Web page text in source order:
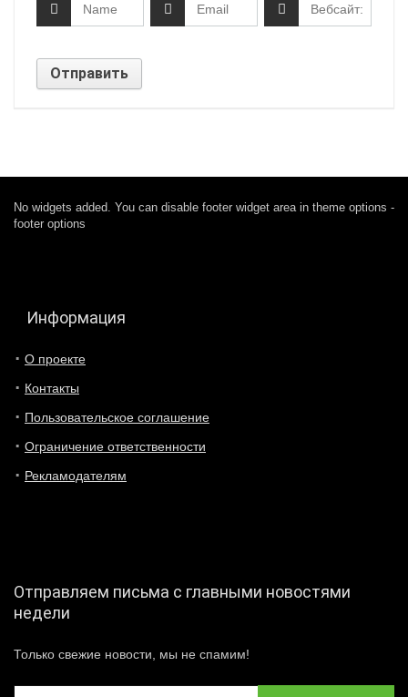
No widgets added. You can disable footer widget area in theme options -
footer options
Информация
О проекте
Контакты
Пользовательское соглашение
Ограничение ответственности
Рекламодателям
Отправляем письма с главными новостями
недели
Только свежие новости, мы не спамим!